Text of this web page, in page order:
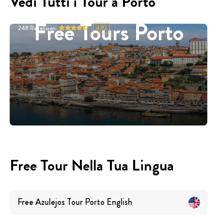
Free Tours Porto
248 Recensioni 4.92
Free Tour Nella Tua Lingua
Free Azulejos Tour Porto English